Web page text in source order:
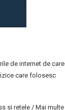
de internet de care
care folosesc
si retele / Mai multe